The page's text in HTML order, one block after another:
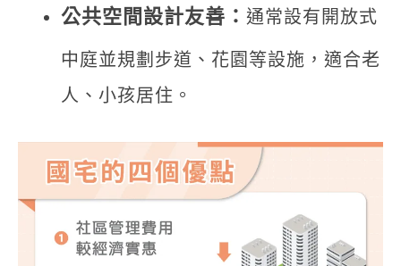
公共空間設計友善： 通常設有開放式
中庭並規劃步道、花園等設施，適合老
人、小孩居住。